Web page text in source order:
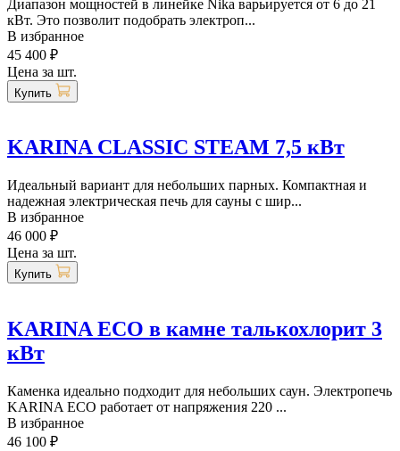
Диапазон мощностей в линейке Nika варьируется от 6 до 21
кВт. Это позволит подобрать электроп...
В избранное
45 400 ₽
Цена за шт.
Купить
KARINA CLASSIC STEAM 7,5 кВт
Идеальный вариант для небольших парных. Компактная и
надежная электрическая печь для сауны с шир...
В избранное
46 000 ₽
Цена за шт.
Купить
KARINA ECO в камне талькохлорит 3
кВт
Каменка идеально подходит для небольших саун. Электропечь
KARINA ECO работает от напряжения 220 ...
В избранное
46 100 ₽